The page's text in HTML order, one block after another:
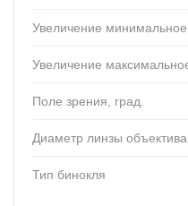
Увеличение
Увеличение
Поле зрения, град.
Диаметр линзы
Тип бинокля